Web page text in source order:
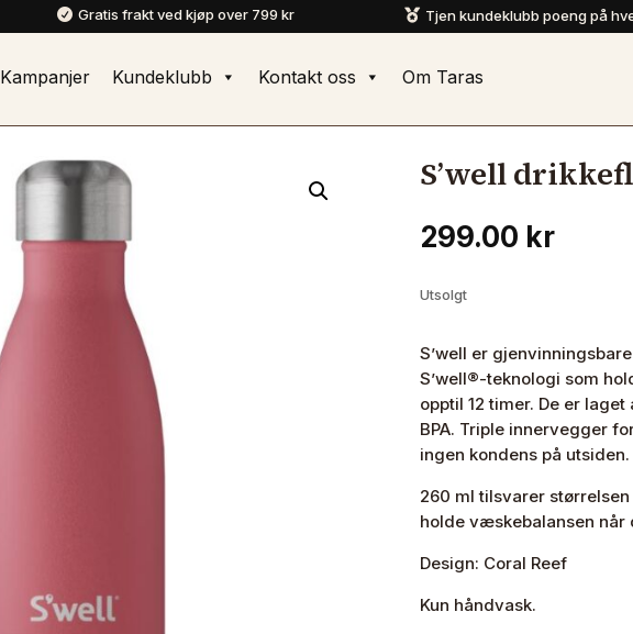
 Gratis frakt ved kjøp over 799 kr  Tjen kundeklubb poeng på
Kampanjer Kundeklubb Kontakt oss Om Taras
S’well
299.00 kr
Utsolgt
S’well er
S’well®-teknologi som
opptil 12 timer. De er
BPA. Triple innervegger
ingen kondens på utsiden.
260 ml tilsvarer
holde væskebalansen når
Design: Coral Reef
Kun håndvask.